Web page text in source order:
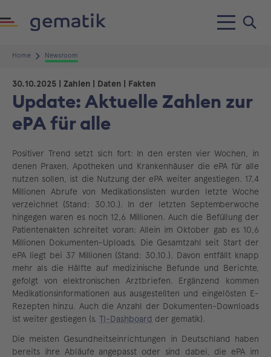
Home Newsroom
30.10.2025 | Zahlen | Daten | Fakten
Update: Aktuelle Zahlen zur
ePA für alle
Positiver Trend setzt sich fort: In den ersten vier Wochen, in
denen Praxen, Apotheken und Krankenhäuser die ePA für alle
nutzen sollen, ist die Nutzung der ePA weiter angestiegen. 17,4
Millionen Abrufe von Medikationslisten wurden letzte Woche
verzeichnet (Stand: 30.10.). In der letzten Septemberwoche
hingegen waren es noch 12,6 Millionen. Auch die Befüllung der
Patientenakten schreitet voran: Allein im Oktober gab es 10,6
Millionen Dokumenten-Uploads. Die Gesamtzahl seit Start der
ePA liegt bei 37 Millionen (Stand: 30.10.). Davon entfällt knapp
mehr als die Hälfte auf medizinische Befunde und Berichte,
gefolgt von elektronischen Arztbriefen. Ergänzend kommen
Medikationsinformationen aus ausgestellten und eingelösten E-
Rezepten hinzu. Auch die Anzahl der Dokumenten-Downloads
ist weiter gestiegen (s. TI-Dashboard der gematik).
Die meisten Gesundheitseinrichtungen in Deutschland haben
bereits ihre Abläufe angepasst oder sind dabei, die ePA im